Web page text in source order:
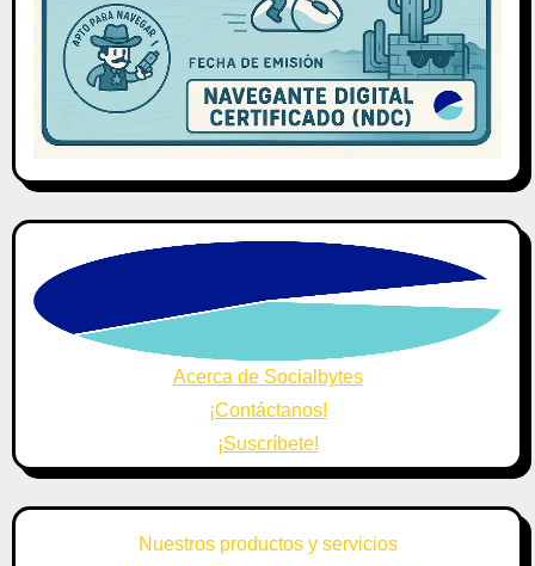
Acerca de Socialbytes
¡Contáctanos!
¡Suscríbete!
Nuestros productos y servicios